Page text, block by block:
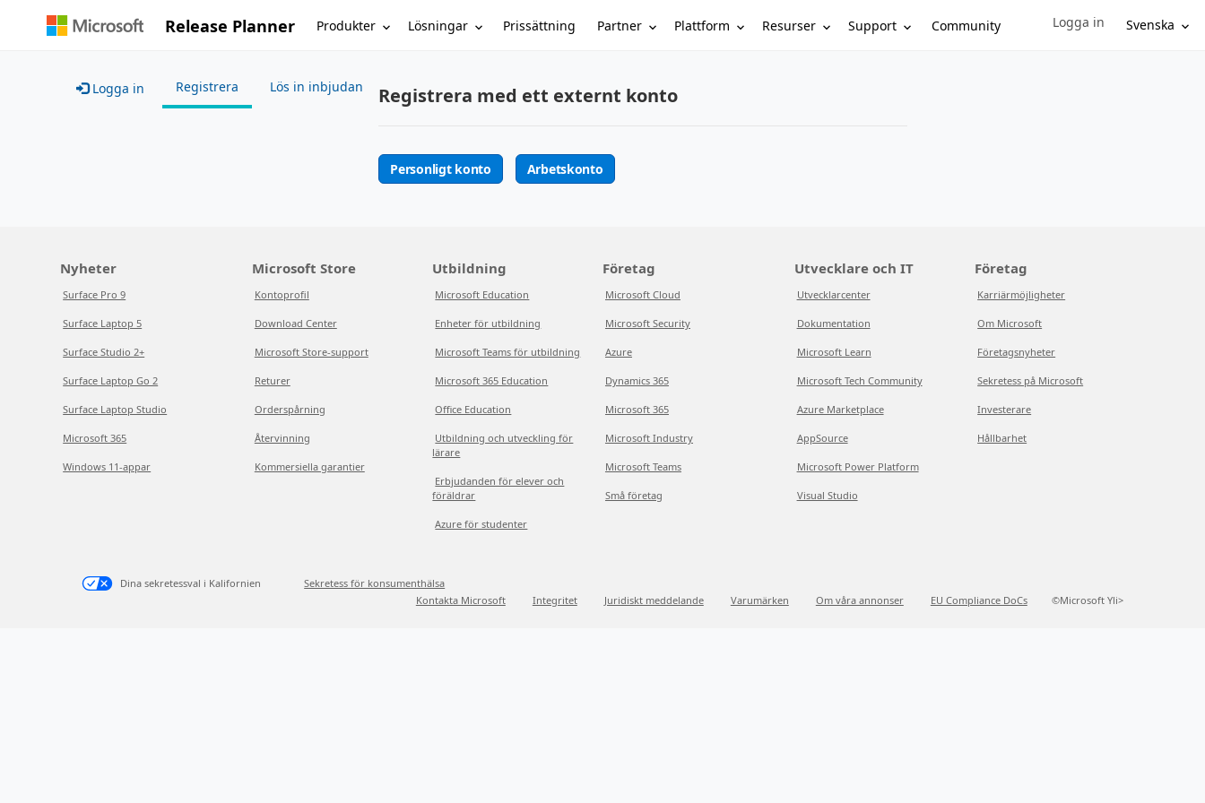
Release Planner Produkter Lösningar Prissättning Partner Plattform Resurser Support Community Sign in to your account
Logga in Svenska
Logga in Registrera Lös in inbjudan Registrera med ett externt konto
Personligt konto Arbetskonto
Nyheter
Surface Pro 9
Surface Laptop 5
Surface Studio 2+
Surface Laptop Go 2
Surface Laptop Studio
Microsoft 365
Windows 11-appar
Microsoft Store
Kontoprofil
Download Center
Microsoft Store-support
Returer
Orderspårning
Återvinning
Kommersiella garantier
Utbildning
Microsoft Education
Enheter för utbildning
Microsoft Teams för utbildning
Microsoft 365 Education
Office Education
Utbildning och utveckling för
lärare
Erbjudanden för elever och
föräldrar
Azure för studenter
Företag
Microsoft Cloud
Microsoft Security
Azure
Dynamics 365
Microsoft 365
Microsoft Industry
Microsoft Teams
Små företag
Utvecklare och IT
Utvecklarcenter
Dokumentation
Microsoft Learn
Microsoft Tech Community
Azure Marketplace
AppSource
Microsoft Power Platform
Visual Studio
Företag
Karriärmöjligheter
Om Microsoft
Företagsnyheter
Sekretess på Microsoft
Investerare
Hållbarhet
Dina sekretessval i Kalifornien
Sekretess för konsumenthälsa
Kontakta Microsoft
Integritet Juridiskt meddelande Varumärken Om våra annonser EU Compliance DoCs ©Microsoft Yli>